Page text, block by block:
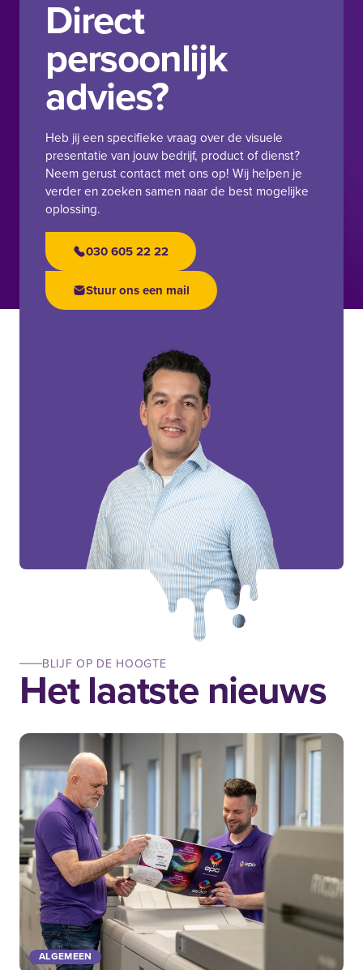
Direct
persoonlijk
advies?
Heb jij een specifieke vraag over de visuele
presentatie van jouw bedrijf, product of dienst?
Neem gerust contact met ons op! Wij helpen je
verder en zoeken samen naar de best mogelijke
oplossing.
030 605 22 22
Stuur ons een mail
Het laatste nieuws
BLIJF OP DE HOOGTE
ALGEMEEN